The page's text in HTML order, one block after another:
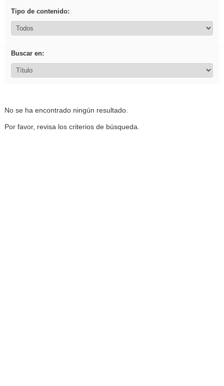
Tipo de contenido:
Buscar en:
No se ha encontrado ningún resultado.
Por favor, revisa los criterios de búsqueda.